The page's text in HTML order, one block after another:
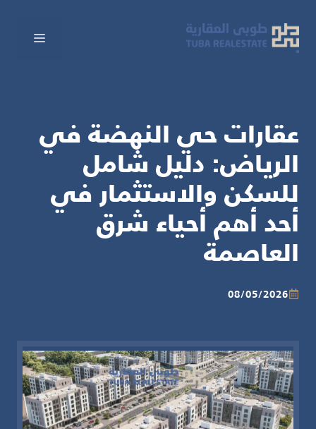
المحتوى
عقارات حي النهضة في
الرياض: دليل شامل
للسكن والاستثمار في
أحد أهم أحياء شرق
العاصمة
08/05/2026